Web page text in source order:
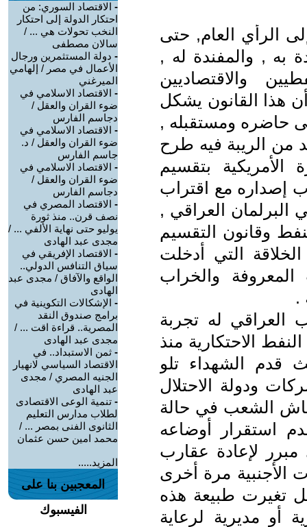
الرأي العام, حتى
به , والمفندة له ,
والاقتصاديين
هذا القانون يشكل
حاضره ومستقبله ,
من الريبة فيه طرح
الأمريكية بتقسيم
إصداره مع اقتراب
العراقي ,
وقانون التقسيم
التي أدخلت
والخراب
.
العراقي له تجربة
الاحتكارية منذ
قدم الشهداء تلو
ودولة الاحتلال
الشعب في حالة
استقرار أوضاعه
مبرر لإعادة عقارب
الأجنبية مرة أخرى
تغيرت طبيعة هذه
أو مديرية لرعاية
- الاقتصاد السوري: من
احتكار الدولة إلى احتكار
النخب تحولات هي ... /
سالان مصطفى
- دولة المستثمرين ورجال
الأعمال في مصر / إلهامي
الميرغني
- الاقتصاد الاسلامي في
ضوء القران والعقل /
دجاسم الفارس
- الاقتصاد الاسلامي في
ضوء القران والعقل / د.
جاسم الفارس
- الاقتصاد الاسلامي في
ضوء القران والعقل /
دجاسم الفارس
- الاقتصاد المصري في
نصف قرن.. منذ ثورة
يوليو حتى نهاية الألفي ... /
مجدى عبد الهادى
- الاقتصاد الإفريقي في
سياق التنافس الدولي..
الواقع والآفاق / مجدى عبد
الهادى
- الإشكالات التكوينية في
برامج صندوق النقد
المصرية.. قراءة اقت ... /
مجدى عبد الهادى
- ثمن الاستبداد.. في
الاقتصاد السياسي لانهيار
الجنيه المصري / مجدى
عبد الهادى
- تنمية الوعى الاقتصادى
لطلاب مدارس التعليم
الثانوى الفنى بمصر ... /
محمد امين حسن عثمان
المزيد.....
المعجبين بنا على
الفيسبوك